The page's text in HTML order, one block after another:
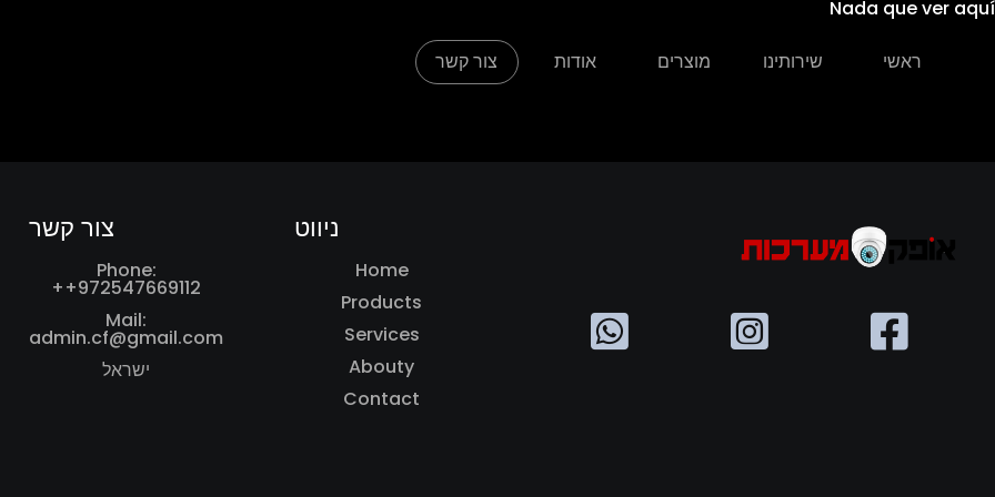
ראשי שירותינו מוצרים אודות צור קשר
Nada que ver aquí
ניווט
Home
Products
Services
Abouty
Contact
צור קשר
Phone:
++972547669112
Mail:
admin.cf@gmail.com
ישראל